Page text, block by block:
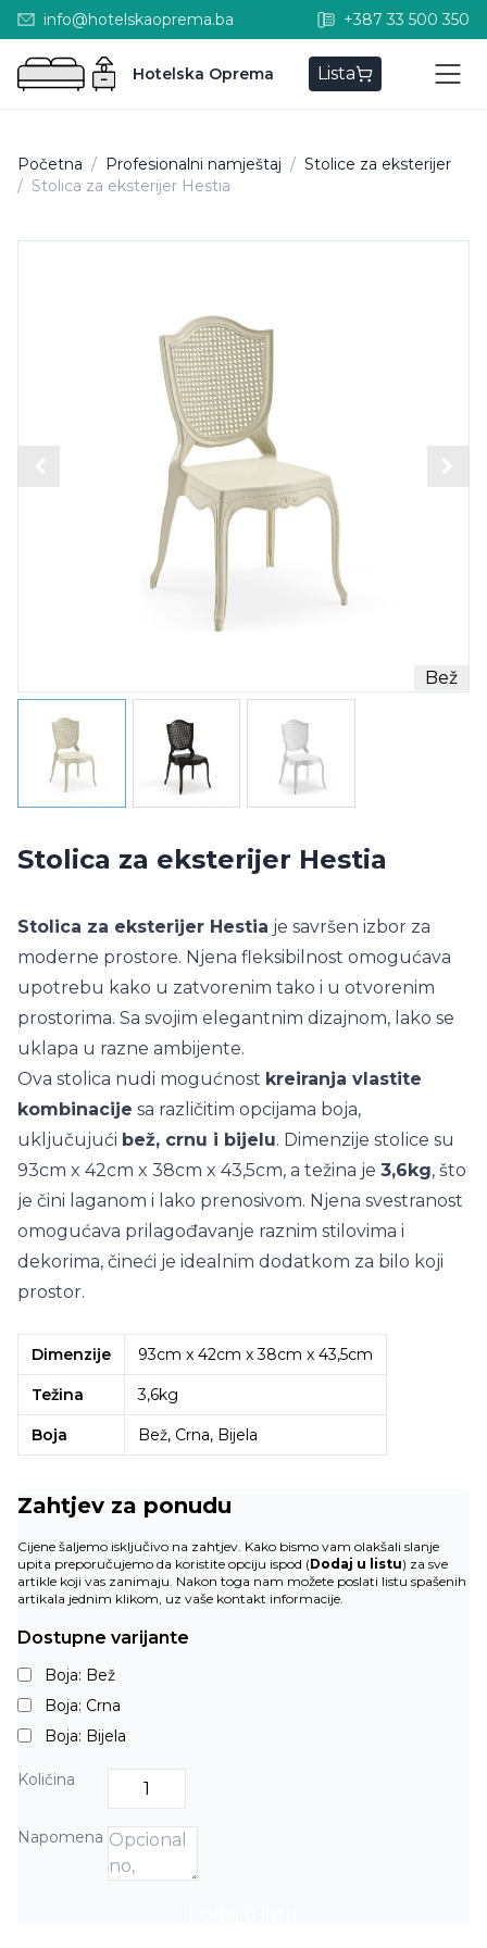
info@hotelskaoprema.ba +387 33 500 350
Hotelska Oprema Lista
Početna / Profesionalni namještaj / Stolice za eksterijer
/ Stolica za eksterijer Hestia
Bež
Stolica za eksterijer Hestia
Stolica za eksterijer Hestia je savršen izbor za
moderne prostore. Njena fleksibilnost omogućava
upotrebu kako u zatvorenim tako i u otvorenim
prostorima. Sa svojim elegantnim dizajnom, lako se
uklapa u razne ambijente.
Ova stolica nudi mogućnost kreiranja vlastite
kombinacije sa različitim opcijama boja,
uključujući bež, crnu i bijelu. Dimenzije stolice su
93cm x 42cm x 38cm x 43,5cm, a težina je 3,6kg, što
je čini laganom i lako prenosivom. Njena svestranost
omogućava prilagođavanje raznim stilovima i
dekorima, čineći je idealnim dodatkom za bilo koji
prostor.
Dimenzije 93cm x 42cm x 38cm x 43,5cm
Težina 3,6kg
Boja Bež, Crna, Bijela
Zahtjev za ponudu
Cijene šaljemo isključivo na zahtjev. Kako bismo vam olakšali slanje
upita preporučujemo da koristite opciju ispod (Dodaj u listu) za sve
artikle koji vas zanimaju. Nakon toga nam možete poslati listu spašenih
artikala jednim klikom, uz vaše kontakt informacije.
Dostupne varijante
Boja: Bež
Boja: Crna
Boja: Bijela
Količina
Napomena